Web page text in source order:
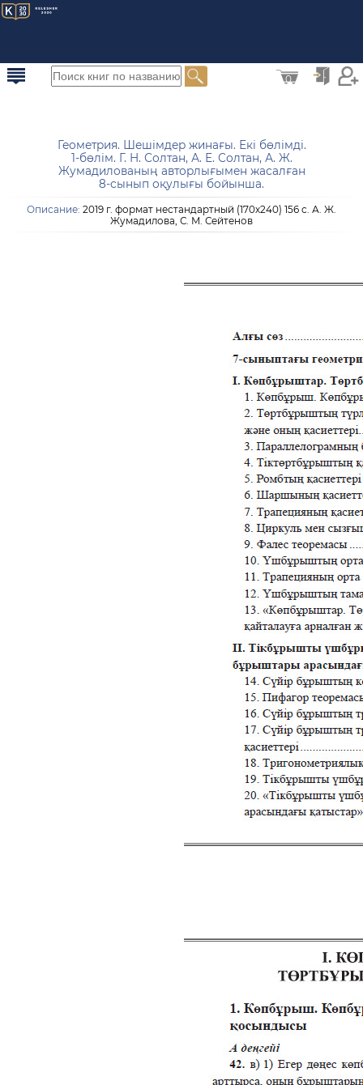
0
Геометрия. Шешімдер жинағы. Екі бөлімді.
1-бөлім. Г. Н. Солтан, А. Е. Солтан, А. Ж.
Жумадилованың авторлығымен жасалған
8-сынып оқулығы бойынша.
Описание: 2019 г. формат нестандартный (170х240) 156 с. А. Ж.
Жумадилова, С. М. Сейтенов